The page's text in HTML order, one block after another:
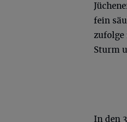
fein
zufolge
Sturm
In den